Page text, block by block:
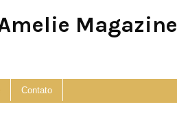
Magazine
Contato